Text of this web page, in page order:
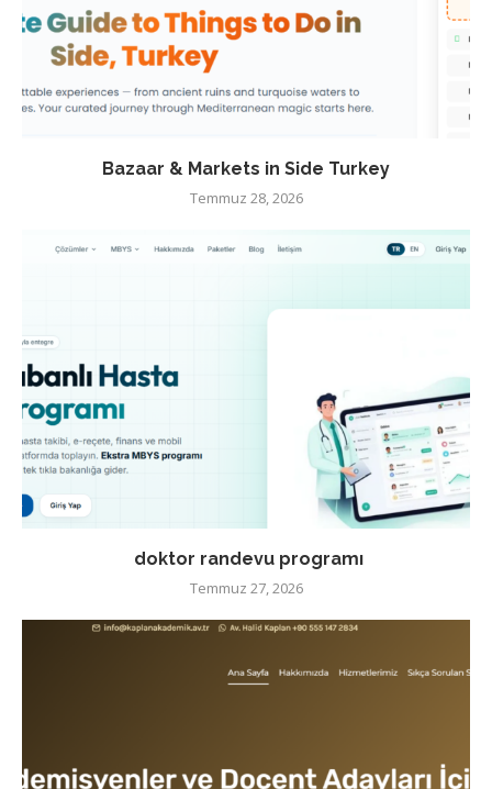
Bazaar & Markets in Side Turkey
Temmuz 28, 2026
doktor randevu programı
Temmuz 27, 2026